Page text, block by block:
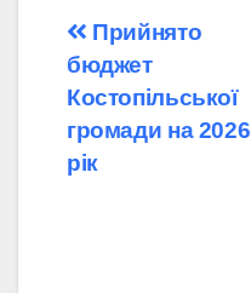
Навігація
записів
Прийнято
бюджет
Костопільської
громади на 2026
рік